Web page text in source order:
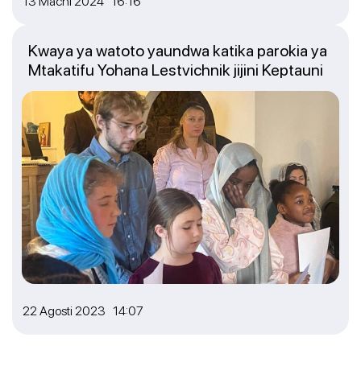
22 Agosti 2023 14:07
Kwaya ya watoto yaundwa katika parokia ya
Mtakatifu Yohana Lestvichnik jijini Keptauni